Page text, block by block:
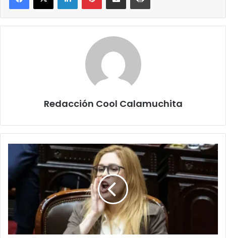
Redacción Cool Calamuchita
Polémica
Defensa
de
Lilia
Lemoine
Manuel
Adorni: